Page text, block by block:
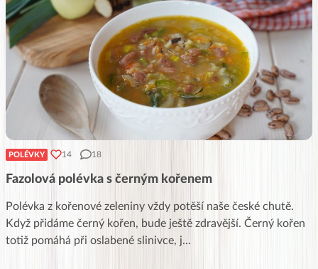
POLÉVKY 14 18
Fazolová polévka s černým kořenem
Polévka z kořenové zeleniny vždy potěší naše české chutě.
Když přidáme černý kořen, bude ještě zdravější. Černý kořen
totiž pomáhá při oslabené slinivce, j...